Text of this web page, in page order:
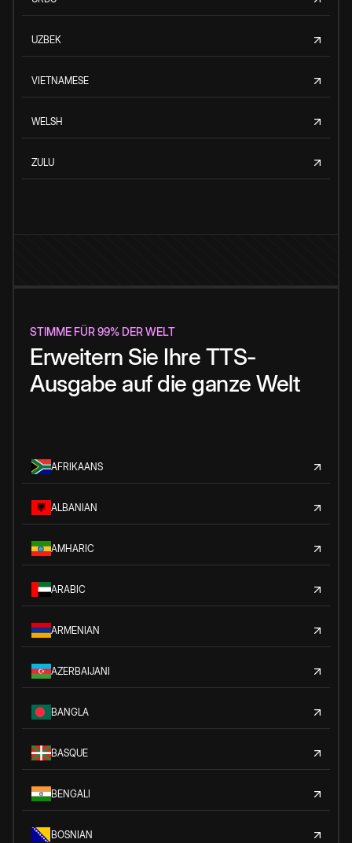
UZBEK
VIETNAMESE
WELSH
ZULU
STIMME FÜR 99% DER WELT
Erweitern Sie Ihre TTS-
Ausgabe auf die ganze Welt
AFRIKAANS
ALBANIAN
AMHARIC
ARABIC
ARMENIAN
AZERBAIJANI
BANGLA
BASQUE
BENGALI
BOSNIAN